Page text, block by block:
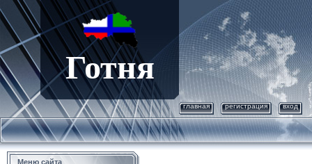
Готня
главная регистрация вход
Меню сайта